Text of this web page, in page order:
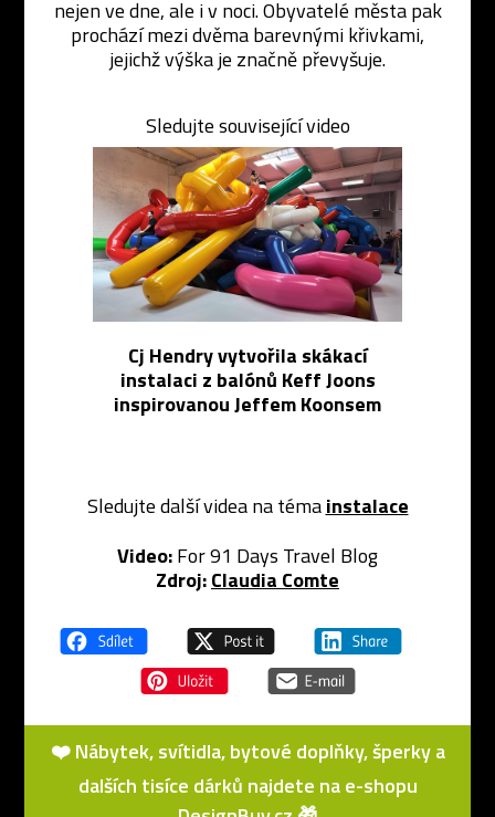
nejen ve dne, ale i v noci. Obyvatelé města pak
prochází mezi dvěma barevnými křivkami,
jejichž výška je značně převyšuje.
Sledujte související video
Cj Hendry vytvořila skákací
instalaci z balónů Keff Joons
inspirovanou Jeffem Koonsem
Sledujte další videa na témainstalace
Video:For 91 Days Travel Blog
Zdroj:Claudia Comte
❤️ Nábytek, svítidla, bytové doplňky, šperky a
dalších tisíce dárků najdete na e-shopu